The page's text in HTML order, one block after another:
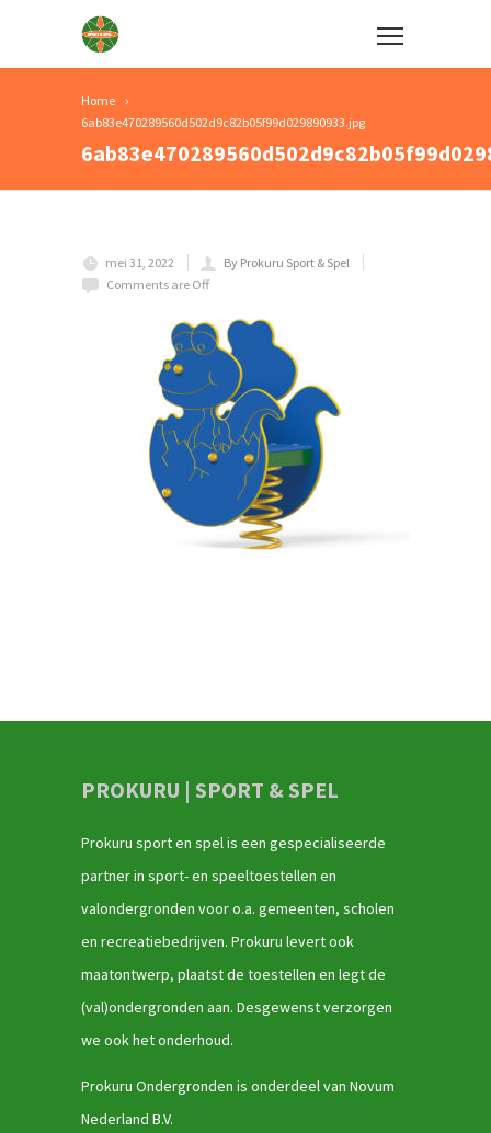
Home
6ab83e470289560d502d9c82b05f99d029890933.jpg
mei 31, 2022
By Prokuru Sport & Spel
Comments are Off
PROKURU | SPORT & SPEL
Prokuru sport en spel is een gespecialiseerde
partner in sport- en speeltoestellen en
valondergronden voor o.a. gemeenten, scholen
en recreatiebedrijven. Prokuru levert ook
maatontwerp, plaatst de toestellen en legt de
(val)ondergronden aan. Desgewenst verzorgen
we ook het onderhoud.
Prokuru Ondergronden is onderdeel van Novum
Nederland B.V.